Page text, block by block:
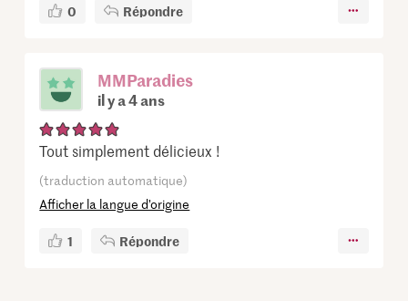
0 Répondre
MMParadies
il y a 4 ans
Tout simplement délicieux !
(traduction automatique)
Afficher la langue d’origine
1 Répondre